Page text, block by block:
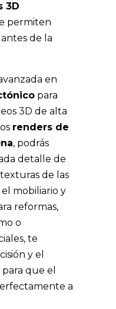
3D
permiten
de la
en
para
3D de alta
renders de
, podrás
detalle de
de las
mobiliario y
reformas,
o
te
y el
que el
a